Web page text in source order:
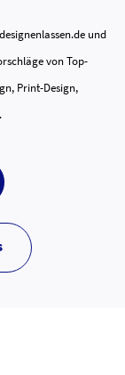
und
von Top-
Print-Design,